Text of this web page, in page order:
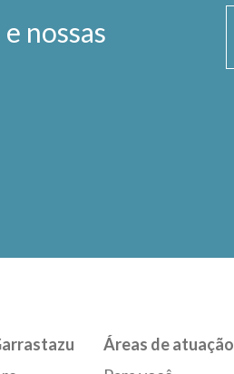
nossas
Áreas de atuação